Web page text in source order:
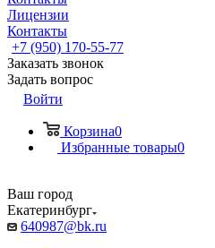
Лицензии
Контакты
+7 (950) 170-55-77
Заказать звонок
Задать вопрос
Войти
Корзина0
Избранные товары0
Ваш город
Екатеринбург
640987@bk.ru